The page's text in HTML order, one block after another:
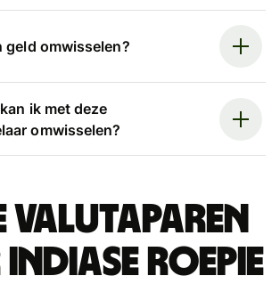
geld omwisselen?
ik met deze
omwisselen?
valutaparen
roepie